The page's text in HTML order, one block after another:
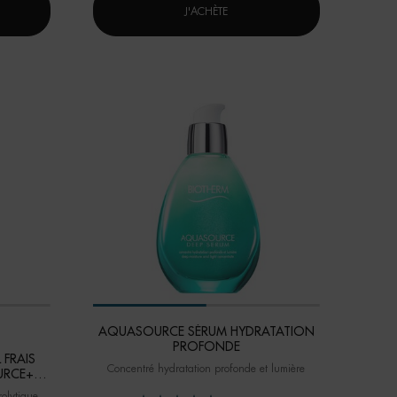
AQUASOURCE+ ÉCLAT VITAMINÉ​ GOUTTES HYDRA-BRONZANTES​
J'ACHÈTE
AQUASOURCE SÉRUM HYDRATATION
PROFONDE
Concentré hydratation profonde et lumière